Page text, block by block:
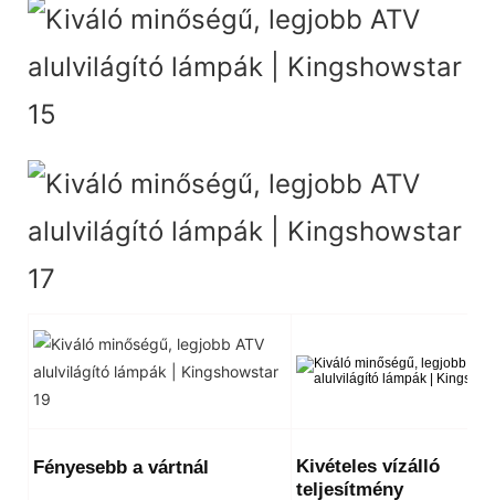
Fényesebb a vártnál
Kivételes vízálló
teljesítmény